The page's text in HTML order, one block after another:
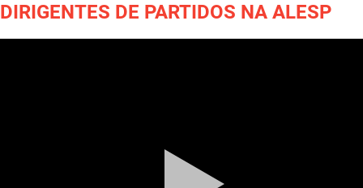
DIRIGENTES DE PARTIDOS NA ALESP